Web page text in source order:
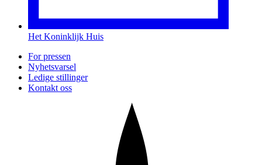
Het Koninklijk Huis
For pressen
Nyhetsvarsel
Ledige stillinger
Kontakt oss